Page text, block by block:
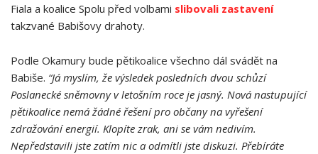
Fiala a koalice Spolu před volbami slibovali zastavení
takzvané Babišovy drahoty.
Podle Okamury bude pětikoalice všechno dál svádět na
Babiše. “Já myslím, že výsledek posledních dvou schůzí
Poslanecké sněmovny v letošním roce je jasný. Nová nastupující
pětikoalice nemá žádné řešení pro občany na vyřešení
zdražování energií. Klopíte zrak, ani se vám nedivím.
Nepředstavili jste zatím nic a odmítli jste diskuzi. Přebíráte